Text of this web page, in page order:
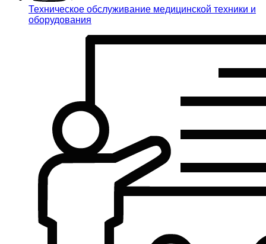
Техническое обслуживание медицинской техники и
оборудования